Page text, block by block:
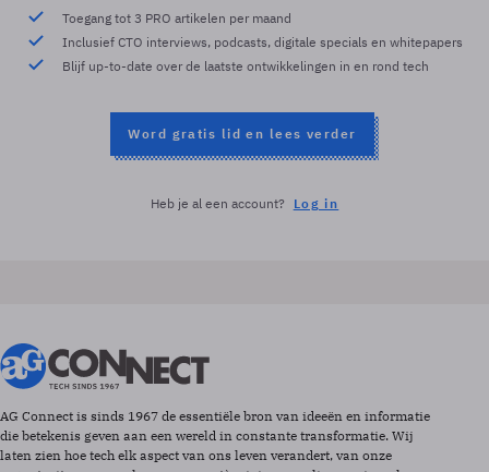
Toegang tot 3 PRO artikelen per maand
Inclusief CTO interviews, podcasts, digitale specials en whitepapers
Blijf up-to-date over de laatste ontwikkelingen in en rond tech
Word gratis lid en lees verder
Heb je al een account? Log in
AG Connect is sinds 1967 de essentiële bron van ideeën en informatie
die betekenis geven aan een wereld in constante transformatie. Wij
laten zien hoe tech elk aspect van ons leven verandert, van onze